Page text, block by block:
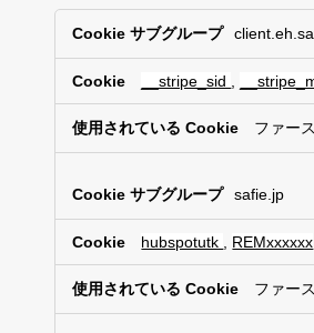
o
k
__stripe_sid
ファー
safie.jp
hubspotutk REMxxxxxx
ファー